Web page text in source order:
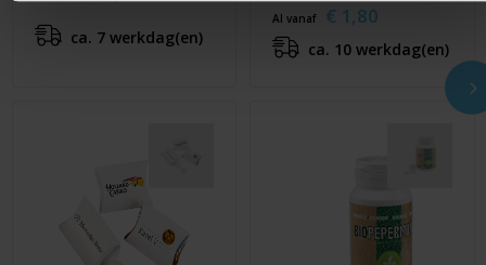
ca. 7 werkdag(en)
Al vanaf € 1,80
ca. 10 werkdag(en)